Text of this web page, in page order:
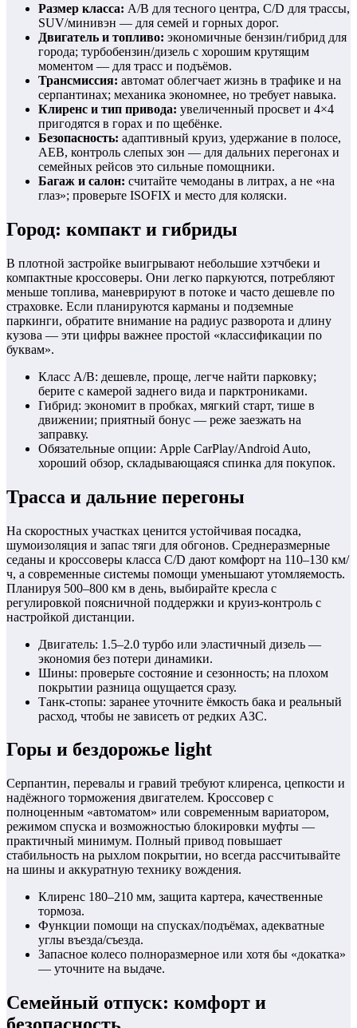
Размер класса: A/B для тесного центра, C/D для трассы,
SUV/минивэн — для семей и горных дорог.
Двигатель и топливо: экономичные бензин/гибрид для
города; турбобензин/дизель с хорошим крутящим
моментом — для трасс и подъёмов.
Трансмиссия: автомат облегчает жизнь в трафике и на
серпантинах; механика экономнее, но требует навыка.
Клиренс и тип привода: увеличенный просвет и 4×4
пригодятся в горах и по щебёнке.
Безопасность: адаптивный круиз, удержание в полосе,
AEB, контроль слепых зон — для дальних перегонах и
семейных рейсов это сильные помощники.
Багаж и салон: считайте чемоданы в литрах, а не «на
глаз»; проверьте ISOFIX и место для коляски.
Город: компакт и гибриды
В плотной застройке выигрывают небольшие хэтчбеки и
компактные кроссоверы. Они легко паркуются, потребляют
меньше топлива, маневрируют в потоке и часто дешевле по
страховке. Если планируются карманы и подземные
паркинги, обратите внимание на радиус разворота и длину
кузова — эти цифры важнее простой «классификации по
буквам».
Класс A/B: дешевле, проще, легче найти парковку;
берите с камерой заднего вида и парктрониками.
Гибрид: экономит в пробках, мягкий старт, тише в
движении; приятный бонус — реже заезжать на
заправку.
Обязательные опции: Apple CarPlay/Android Auto,
хороший обзор, складывающаяся спинка для покупок.
Трасса и дальние перегоны
На скоростных участках ценится устойчивая посадка,
шумоизоляция и запас тяги для обгонов. Среднеразмерные
седаны и кроссоверы класса C/D дают комфорт на 110–130 км/
ч, а современные системы помощи уменьшают утомляемость.
Планируя 500–800 км в день, выбирайте кресла с
регулировкой поясничной поддержки и круиз-контроль с
настройкой дистанции.
Двигатель: 1.5–2.0 турбо или эластичный дизель —
экономия без потери динамики.
Шины: проверьте состояние и сезонность; на плохом
покрытии разница ощущается сразу.
Танк-стопы: заранее уточните ёмкость бака и реальный
расход, чтобы не зависеть от редких АЗС.
Горы и бездорожье light
Серпантин, перевалы и гравий требуют клиренса, цепкости и
надёжного торможения двигателем. Кроссовер с
полноценным «автоматом» или современным вариатором,
режимом спуска и возможностью блокировки муфты —
практичный минимум. Полный привод повышает
стабильность на рыхлом покрытии, но всегда рассчитывайте
на шины и аккуратную технику вождения.
Клиренс 180–210 мм, защита картера, качественные
тормоза.
Функции помощи на спусках/подъёмах, адекватные
углы въезда/съезда.
Запасное колесо полноразмерное или хотя бы «докатка»
— уточните на выдаче.
Семейный отпуск: комфорт и